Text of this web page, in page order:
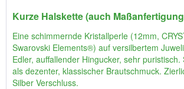
Kurze Halskette (auch
Eine schimmernde Kristallperle (12mm,
Swarovski Elements®) auf versilbertem
Edler, auffallender Hingucker, sehr
als dezenter, klassischer Brautschmuck.
Silber Verschluss.